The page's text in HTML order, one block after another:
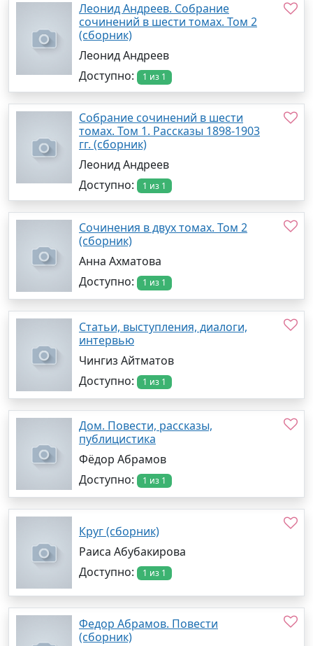
Леонид Андреев. Собрание
сочинений в шести томах. Том 2
(сборник)
Леонид Андреев
Доступно:
1 из 1
Собрание сочинений в шести
томах. Том 1. Рассказы 1898-1903
гг. (сборник)
Леонид Андреев
Доступно:
1 из 1
Сочинения в двух томах. Том 2
(сборник)
Анна Ахматова
Доступно:
1 из 1
Статьи, выступления, диалоги,
интервью
Чингиз Айтматов
Доступно:
1 из 1
Дом. Повести, рассказы,
публицистика
Фёдор Абрамов
Доступно:
1 из 1
Круг (сборник)
Раиса Абубакирова
Доступно:
1 из 1
Федор Абрамов. Повести
(сборник)